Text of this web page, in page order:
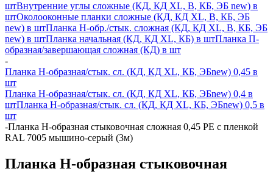
штВнутренние углы сложные (КД, КД XL, В, КБ, ЭБ new) в
штОколооконные планки сложные (КД, КД XL, В, КБ, ЭБ
new) в штПланка H-обр./стык. сложная (КД, КД XL, В, КБ, ЭБ
new) в штПланка начальная (КД, КД XL, КБ) в штПланка П-
образная/завершающая сложная (КД) в шт
-
Планка H-образная/стык. сл. (КД, КД XL, КБ, ЭБnew) 0,45 в
шт
Планка H-образная/стык. сл. (КД, КД XL, КБ, ЭБnew) 0,4 в
штПланка H-образная/стык. сл. (КД, КД XL, КБ, ЭБnew) 0,5 в
шт
-Планка Н-образная стыковочная сложная 0,45 PE с пленкой
RAL 7005 мышино-серый (3м)
Планка Н-образная стыковочная